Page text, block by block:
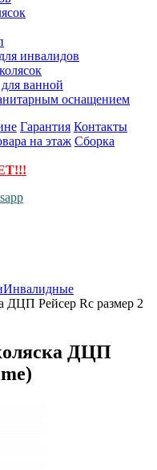
инвалидов
ванной
оснащением
Гарантия Контакты
на этаж Сборка
Инвалидные
ДЦП Рейсер Rc размер 2
ДЦП